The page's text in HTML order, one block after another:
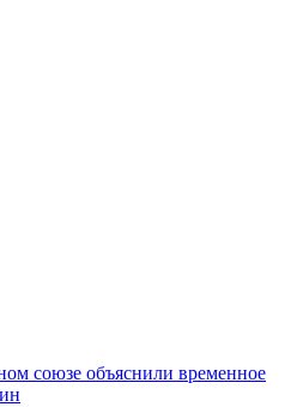
союзе объяснили временное